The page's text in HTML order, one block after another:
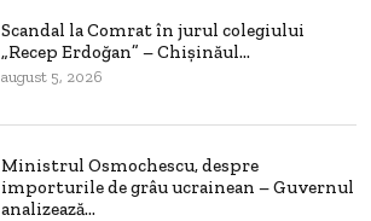
Scandal la Comrat în jurul colegiului
„Recep Erdoğan” – Chișinăul...
august 5, 2026
Ministrul Osmochescu, despre
importurile de grâu ucrainean – Guvernul
analizează...